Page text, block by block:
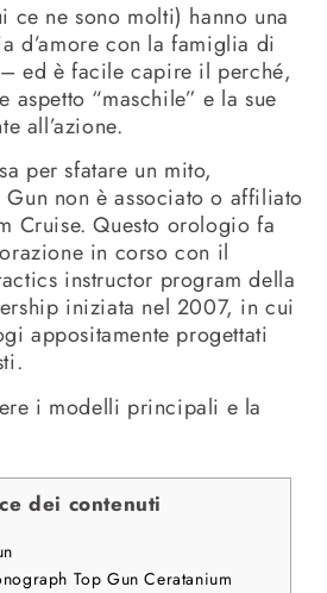
ce ne sono molti) hanno una
d’amore con la famiglia di
– ed è facile capire il perché,
aspetto “maschile” e la sue
all’azione.
per sfatare un mito,
Gun non è associato o affiliato
Cruise.Questo orologio fa
in corso con il
instructor program della
iniziata nel 2007, in cui
appositamente progettati
i modelli principali e la
dei contenuti
Top Gun Ceratanium